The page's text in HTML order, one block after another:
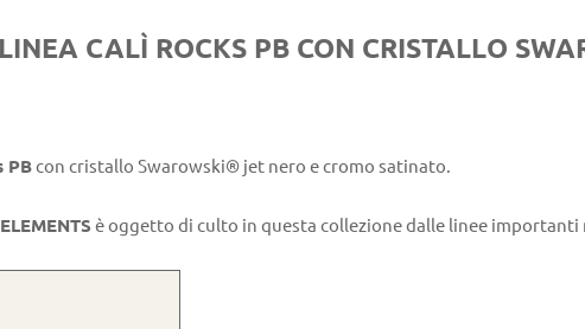
CALÌ ROCKS PB CON CRISTALLO
PBcon cristallo Swarowski® jet nero e cromo satinato.
è oggetto di culto in questa collezione dalle linee importanti